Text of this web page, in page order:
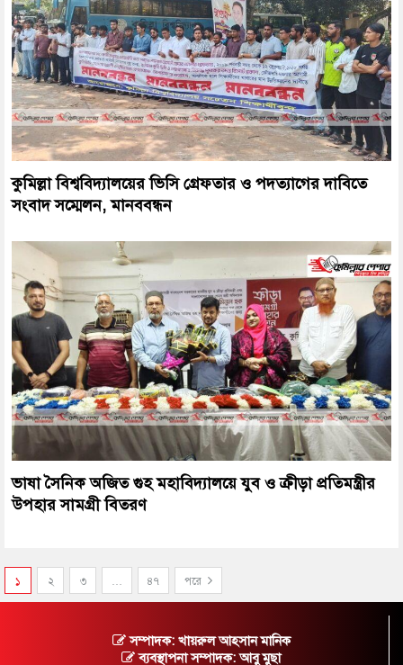
কুমিল্লা বিশ্ববিদ্যালয়ের ভিসি গ্রেফতার ও পদত্যাগের দাবিতে
সংবাদ সম্মেলন, মানববন্ধন
ভাষা সৈনিক অজিত গুহ মহাবিদ্যালয়ে যুব ও ক্রীড়া প্রতিমন্ত্রীর
উপহার সামগ্রী বিতরণ
১ ২ ৩ … ৪৭ পরে
সম্পাদক: খায়রুল আহসান মানিক
ব্যবস্থাপনা সম্পাদক: আবু মুছা